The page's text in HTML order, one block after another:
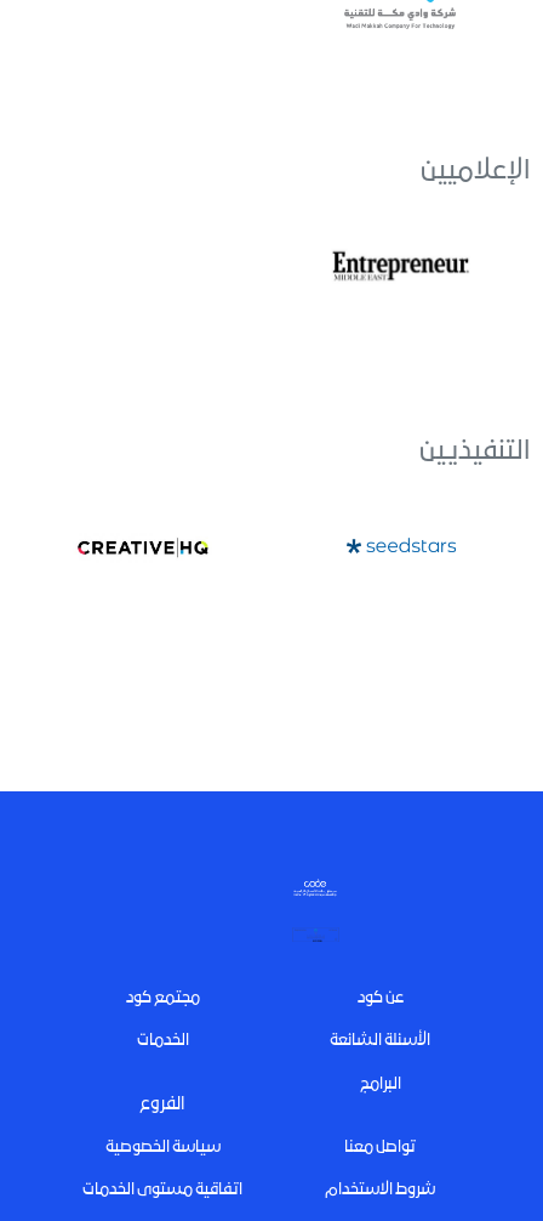
الإعلاميين
التنفيذيين
Footerعن كود
تواصل معنا
الخدمات
سياسة الخصوصية
البرامج
شروط الاستخدام
الفروع
اتفاقية مستوى الخدمات
مجتمع كود
الأسئلة الشائعة